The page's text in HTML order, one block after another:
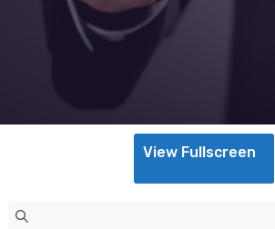
View Fullscreen